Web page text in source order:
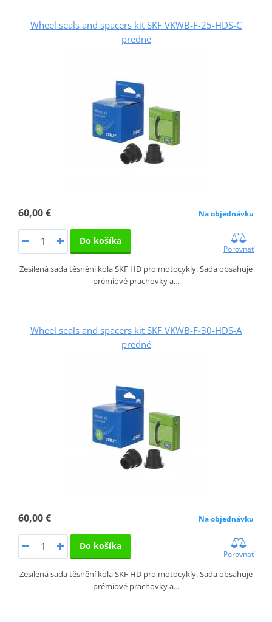
Wheel seals and spacers kit SKF VKWB-F-25-HDS-C
predné
60,00 € Na objednávku
Do košíka
Porovnať
Zesílená sada těsnění kola SKF HD pro motocykly. Sada obsahuje
prémiové prachovky a…
Wheel seals and spacers kit SKF VKWB-F-30-HDS-A
predné
60,00 € Na objednávku
Do košíka
Porovnať
Zesílená sada těsnění kola SKF HD pro motocykly. Sada obsahuje
prémiové prachovky a…